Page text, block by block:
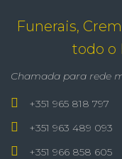
Funerais,
todo o
Chamada para rede
+351 965 818 797
+351 963 489 093
+351 966 858 605